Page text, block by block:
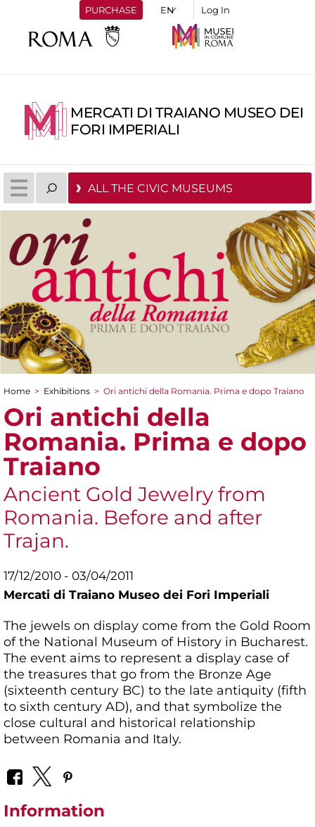
PURCHASE Log In
MERCATI DI TRAIANO MUSEO DEI
FORI IMPERIALI
ALL THE CIVIC MUSEUMS
You are here
Home > Exhibitions > Ori antichi della Romania. Prima e dopo Traiano
Ori antichi della
Romania. Prima e dopo
Traiano
Ancient Gold Jewelry from
Romania. Before and after
Trajan.
17/12/2010 - 03/04/2011
Mercati di Traiano Museo dei Fori Imperiali
The jewels on display come from the Gold Room
of the National Museum of History in Bucharest.
The event aims to represent a display case of
the treasures that go from the Bronze Age
(sixteenth century BC) to the late antiquity (fifth
to sixth century AD), and that symbolize the
close cultural and historical relationship
between Romania and Italy.
Information